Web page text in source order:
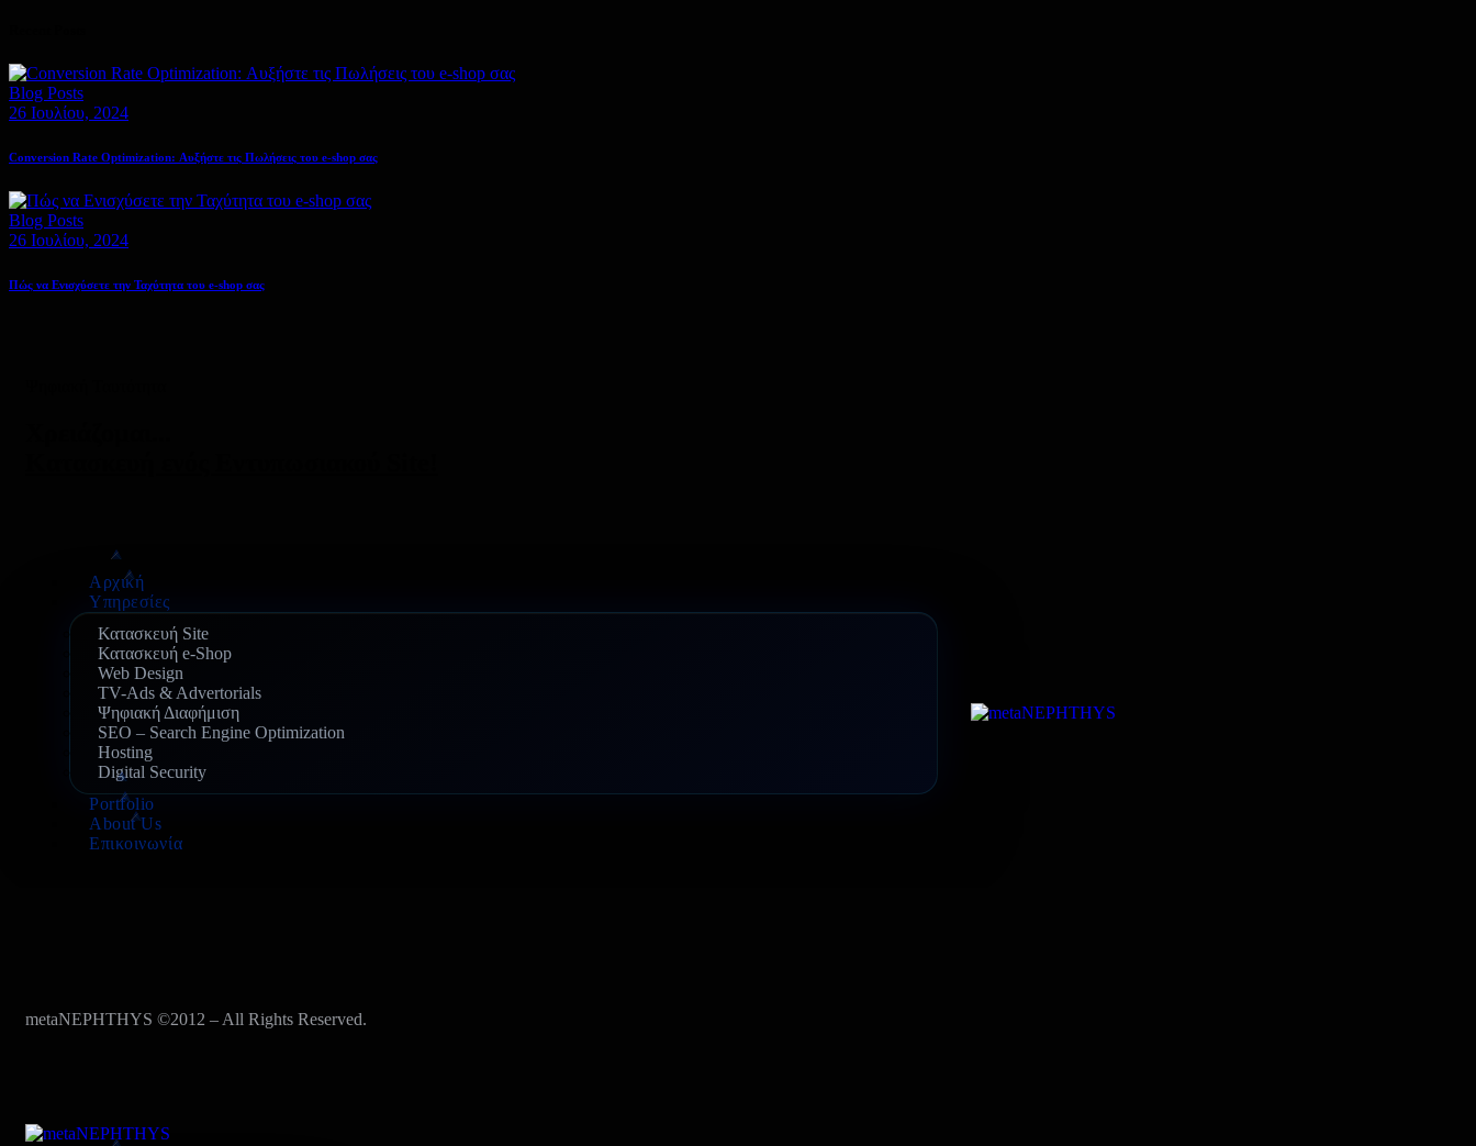
Blog Posts
26 Ιουλίου, 2024
Conversion Rate Optimization: Αυξήστε τις Πωλήσεις του e-shop σας
Blog Posts
26 Ιουλίου, 2024
Πώς να Ενισχύσετε την Ταχύτητα του e-shop σας
Αρχική
Υπηρεσίες
Κατασκευή Site
Κατασκευή e-Shop
Web Design
TV-Ads & Advertorials
Ψηφιακή Διαφήμιση
SEO – Search Engine Optimization
Hosting
Digital Security
Portfolio
About Us
Επικοινωνία
metaNEPHTHYS ©2012 – All Rights Reserved.